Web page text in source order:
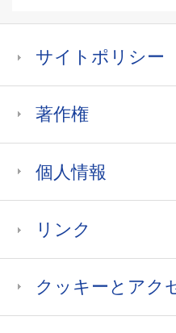
サイトポリシー
著作権
個人情報
リンク
クッキーとアク